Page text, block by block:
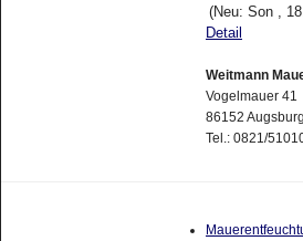
(Neu: Son ,
Detail
Weitmann
Vogelmauer 41
86152 Augsburg
Tel.: 0821/